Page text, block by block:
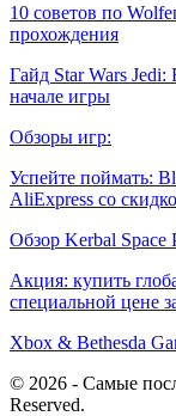
10 советов по
прохождения
Гайд Star Wars
начале игры
Обзоры игр:
Успейте поймать:
AliExpress со
Обзор Kerbal Space
Акция: купить
специальной цене
Xbox & Bethesda
© 2026 - Самые
Reserved.